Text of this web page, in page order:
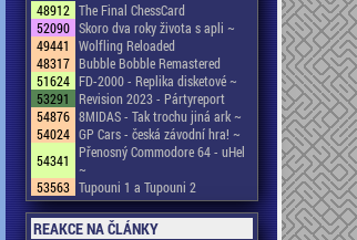
48912 The Final ChessCard
52090 Skoro dva roky života s apli ~
49441
Wolfling Reloaded
48317 Bubble Bobble Remastered
51624 FD-2000 - Replika disketové ~
53291
Revision 2023 - Pártyreport
54876 8MIDAS - Tak trochu jiná ark ~
54024 GP Cars - česká závodní hra! ~
54341
Přenosný Commodore 64 - uHel
~
53563 Tupouni 1 a Tupouni 2
REAKCE NA ČLÁNKY